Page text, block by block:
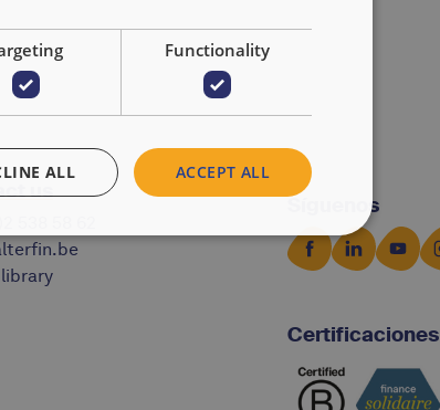
us
Síguenos
Certificaciones
Functionality
ACCEPT ALL
ALL